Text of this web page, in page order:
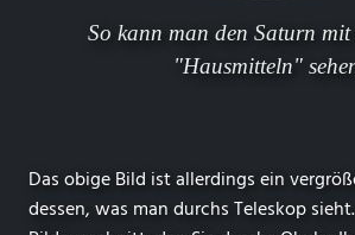
So kann man den Saturn mit
"Hausmitteln"
Das obige Bild ist allerdings ein
dessen, was man durchs Teleskop